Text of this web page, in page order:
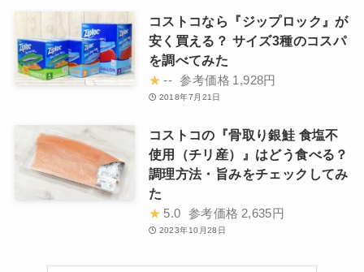
コストコなら『ジップロック』が
安く買える？ サイズ3種のコスパ
を調べてみた
★ -- 参考価格 1,928円
2018年7月21日
コストコの『骨取り銀鮭 食塩不
使用（チリ産）』はどう食べる？
調理方法・旨みをチェックしてみ
た
★ 5.0 参考価格 2,635円
2023年10月28日